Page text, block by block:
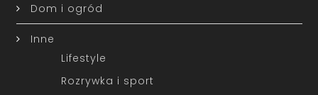
Dom i ogród
Inne
Lifestyle
Rozrywka i sport